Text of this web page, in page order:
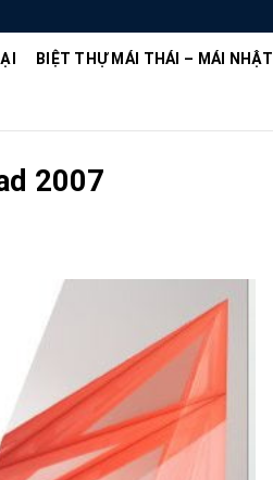
BIỆT THỰ MÁI THÁI – MÁI NHẬT
2007